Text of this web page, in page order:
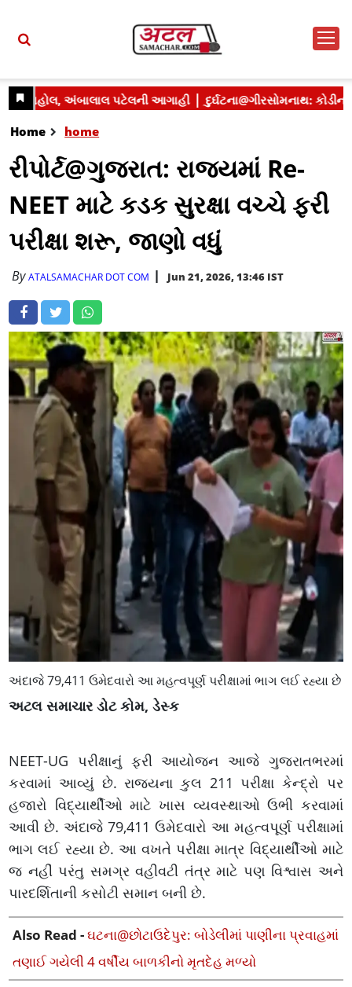
Home home
રીપોર્ટ@ગુજરાત: રાજ્યમાં Re-
NEET માટે કડક સુરક્ષા વચ્ચે ફરી
પરીક્ષા શરૂ, જાણો વધું
ByATALSAMACHAR DOT COM Jun 21, 2026, 13:46 IST
અંદાજે 79,411 ઉમેદવારો આ મહત્વપૂર્ણ પરીક્ષામાં ભાગ લઈ રહ્યા છે
અટલ સમાચાર ડોટ કોમ, ડેસ્ક
NEET-UG પરીક્ષાનું ફરી આયોજન આજે ગુજરાતભરમાં
કરવામાં આવ્યું છે. રાજ્યના કુલ 211 પરીક્ષા કેન્દ્રો પર
હજારો વિદ્યાર્થીઓ માટે ખાસ વ્યવસ્થાઓ ઉભી કરવામાં
આવી છે. અંદાજે 79,411 ઉમેદવારો આ મહત્વપૂર્ણ પરીક્ષામાં
ભાગ લઈ રહ્યા છે. આ વખતે પરીક્ષા માત્ર વિદ્યાર્થીઓ માટે
જ નહીં પરંતુ સમગ્ર વહીવટી તંત્ર માટે પણ વિશ્વાસ અને
પારદર્શિતાની કસોટી સમાન બની છે.
Also Read -ઘટના@છોટાઉદેપુર: બોડેલીમાં પાણીના પ્રવાહમાં
તણાઈ ગયેલી 4 વર્ષીય બાળકીનો મૃતદેહ મળ્યો